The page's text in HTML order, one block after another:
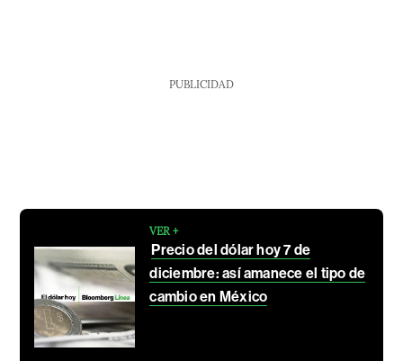
PUBLICIDAD
VER +
Precio del dólar hoy 7 de
diciembre: así amanece el tipo de
cambio en México